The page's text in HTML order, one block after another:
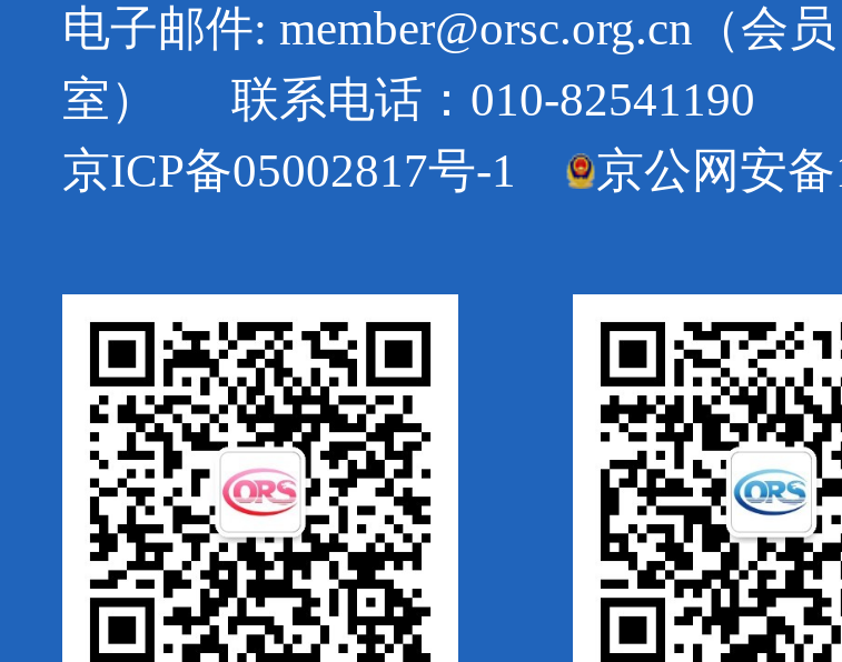
电子邮件: member@orsc.org.cn（会
室） 联系电话：010-82541190
京ICP备05002817号-1
京公网安备